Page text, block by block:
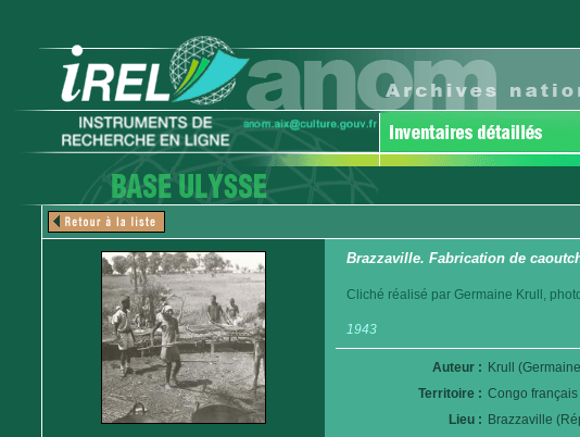
Brazzaville. Fabrication de
Cliché réalisé par Germaine Krull,
1943
Auteur : Krull
Territoire : Congo français
Lieu : Brazzaville